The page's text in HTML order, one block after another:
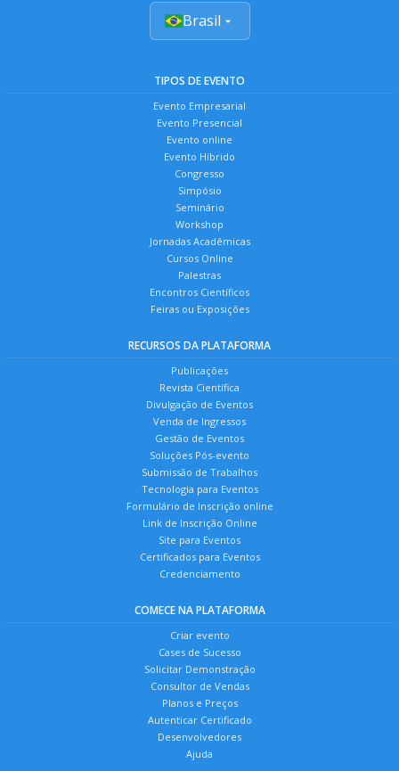
Brasil
TIPOS DE EVENTO
Evento Empresarial
Evento Presencial
Evento online
Evento Híbrido
Congresso
Simpósio
Seminário
Workshop
Jornadas Acadêmicas
Cursos Online
Palestras
Encontros Científicos
Feiras ou Exposições
RECURSOS DA PLATAFORMA
Publicações
Revista Científica
Divulgação de Eventos
Venda de Ingressos
Gestão de Eventos
Soluções Pós-evento
Submissão de Trabalhos
Tecnologia para Eventos
Formulário de Inscrição online
Link de Inscrição Online
Site para Eventos
Certificados para Eventos
Credenciamento
COMECE NA PLATAFORMA
Criar evento
Cases de Sucesso
Solicitar Demonstração
Consultor de Vendas
Planos e Preços
Autenticar Certificado
Desenvolvedores
Ajuda